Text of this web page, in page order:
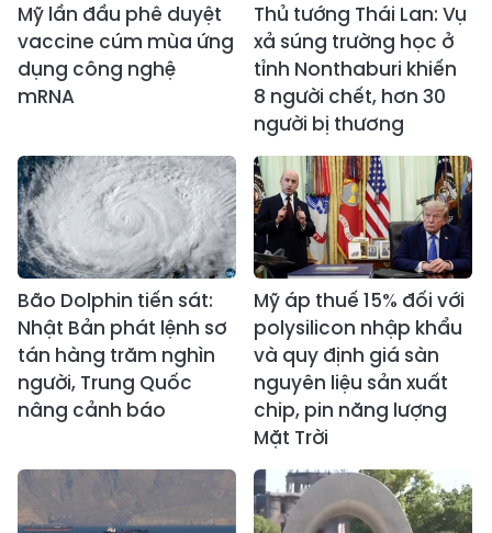
Mỹ lần đầu phê duyệt
vaccine cúm mùa ứng
dụng công nghệ
mRNA
Thủ tướng Thái Lan: Vụ
xả súng trường học ở
tỉnh Nonthaburi khiến
8 người chết, hơn 30
người bị thương
Bão Dolphin tiến sát:
Nhật Bản phát lệnh sơ
tán hàng trăm nghìn
người, Trung Quốc
nâng cảnh báo
Mỹ áp thuế 15% đối với
polysilicon nhập khẩu
và quy định giá sàn
nguyên liệu sản xuất
chip, pin năng lượng
Mặt Trời